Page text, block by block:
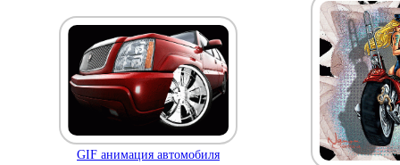
GIF анимация автомобиля